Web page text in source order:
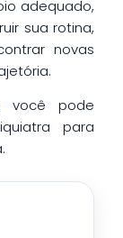
adequado,
sua rotina,
novas
você pode
para